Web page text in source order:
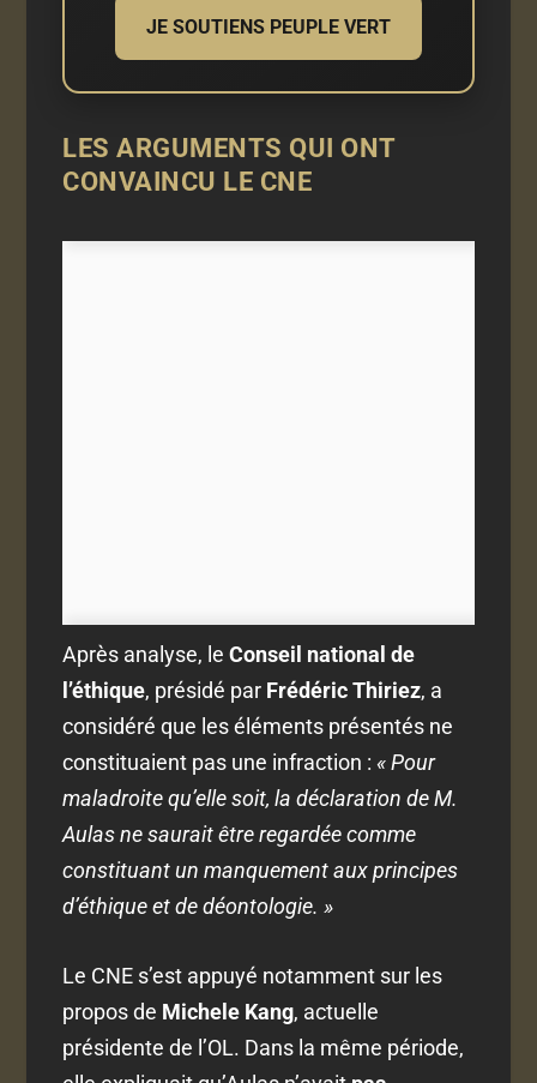
JE SOUTIENS PEUPLE VERT
LES ARGUMENTS QUI ONT
CONVAINCU LE CNE
Après analyse, leConseil national de
l’éthique, présidé par Frédéric Thiriez, a
considéré que les éléments présentés ne
constituaient pas une infraction :« Pour
maladroite qu’elle soit, la déclaration de M.
Aulas ne saurait être regardée comme
constituant un manquement aux principes
d’éthique et de déontologie. »
Le CNE s’est appuyé notamment sur les
propos de Michele Kang, actuelle
présidente de l’OL. Dans la même période,